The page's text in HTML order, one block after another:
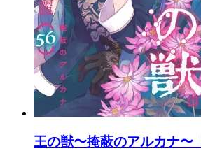
王の獣〜掩蔽のアルカナ〜